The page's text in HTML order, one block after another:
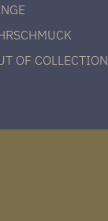
OF COLLECTION